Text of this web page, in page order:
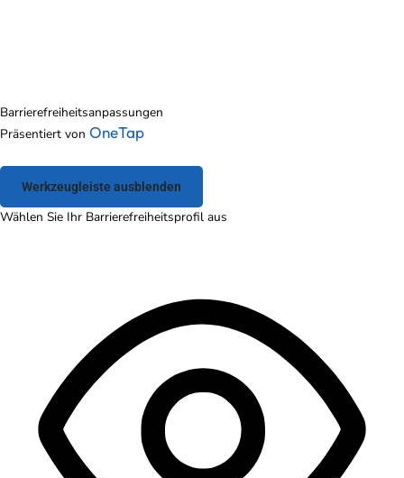
Barrierefreiheitsanpassungen
Präsentiert von OneTap
Werkzeugleiste ausblenden
Wählen Sie Ihr Barrierefreiheitsprofil aus